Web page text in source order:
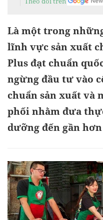
Là một trong
lĩnh vực sản xuất
Plus đạt chuẩn
ngừng đầu tư vào
chuẩn sản xuất và
phối nhằm đưa
dưỡng đến gần